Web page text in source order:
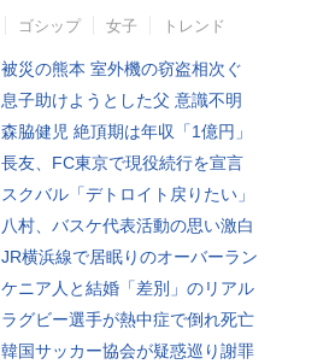
ゴシップ 女子 トレンド
被災の熊本 室外機の窃盗相次ぐ
息子助けようとした父 意識不明
森脇健児 絶頂期は年収「1億円」
長友、FC東京で現役続行を宣言
スクバル「デトロイト戻りたい」
八村、バスケ代表活動の思い激白
JR横浜線で居眠りのオーバーラン
ケニア人と結婚「差別」のリアル
ラグビー選手が熱中症で倒れ死亡
韓国サッカー協会が疑惑巡り謝罪